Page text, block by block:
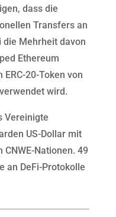
dass die
Transfers an
die Mehrheit davon
Ethereum
20-Token von
wird.
Vereinigte
US-Dollar mit
Nationen. 49
an DeFi-Protokolle